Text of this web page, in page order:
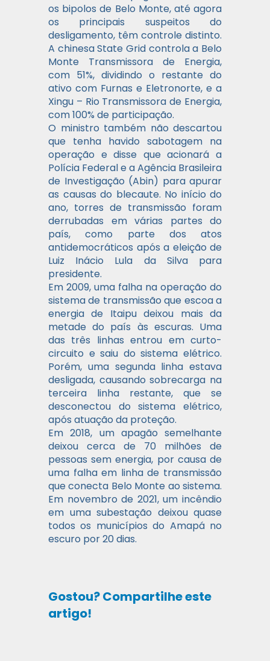
os bipolos de Belo Monte, até agora
os principais suspeitos do
desligamento, têm controle distinto.
A chinesa State Grid controla a Belo
Monte Transmissora de Energia,
com 51%, dividindo o restante do
ativo com Furnas e Eletronorte, e a
Xingu – Rio Transmissora de Energia,
com 100% de participação.
O ministro também não descartou
que tenha havido sabotagem na
operação e disse que acionará a
Polícia Federal e a Agência Brasileira
de Investigação (Abin) para apurar
as causas do blecaute. No início do
ano, torres de transmissão foram
derrubadas em várias partes do
país, como parte dos atos
antidemocráticos após a eleição de
Luiz Inácio Lula da Silva para
presidente.
Em 2009, uma falha na operação do
sistema de transmissão que escoa a
energia de Itaipu deixou mais da
metade do país às escuras. Uma
das três linhas entrou em curto-
circuito e saiu do sistema elétrico.
Porém, uma segunda linha estava
desligada, causando sobrecarga na
terceira linha restante, que se
desconectou do sistema elétrico,
após atuação da proteção.
Em 2018, um apagão semelhante
deixou cerca de 70 milhões de
pessoas sem energia, por causa de
uma falha em linha de transmissão
que conecta Belo Monte ao sistema.
Em novembro de 2021, um incêndio
em uma subestação deixou quase
todos os municípios do Amapá no
escuro por 20 dias.
Gostou? Compartilhe este
artigo!